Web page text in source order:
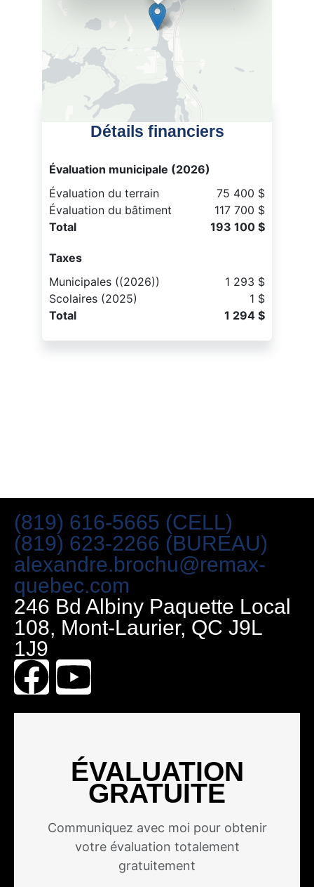
Détails financiers
Évaluation municipale (2026)
Évaluation du terrain
75 400 $
Évaluation du bâtiment
117 700 $
Total
193 100 $
Taxes
Municipales ((2026))
1 293 $
Scolaires (2025)
1 $
Total
1 294 $
(819) 616-5665 (CELL)
(819) 623-2266 (BUREAU)
alexandre.brochu@remax-
quebec.com
246 Bd Albiny Paquette Local
108, Mont-Laurier, QC J9L
1J9
ÉVALUATION
GRATUITE
Communiquez avec moi pour obtenir
votre évaluation totalement
gratuitement